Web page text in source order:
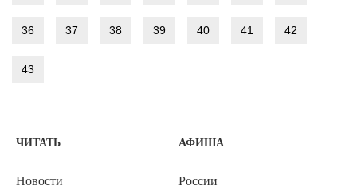
36 37 38 39 40 41 42
43
ЧИТАТЬ
Новости
АФИША
России